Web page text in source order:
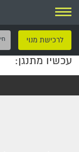
ניווט
לרכישת מנוי
עכשיו מתנגן: